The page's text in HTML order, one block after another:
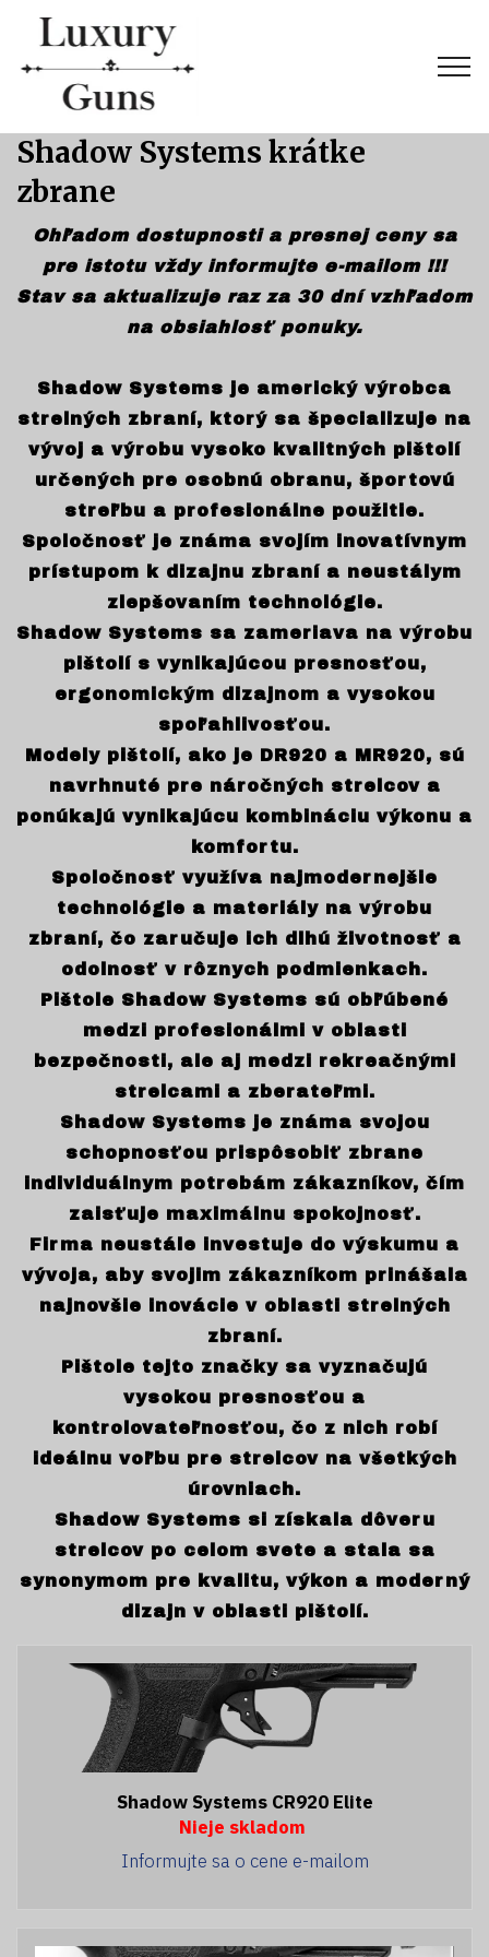
Shadow Systems krátke
zbrane
Ohľadom dostupnosti a presnej ceny sa
pre istotu vždy informujte e-mailom !!!
Stav sa aktualizuje raz za 30 dní vzhľadom
na obsiahlosť ponuky.
Shadow Systems je americký výrobca
strelných zbraní, ktorý sa špecializuje na
vývoj a výrobu vysoko kvalitných pištolí
určených pre osobnú obranu, športovú
streľbu a profesionálne použitie.
Spoločnosť je známa svojím inovatívnym
prístupom k dizajnu zbraní a neustálym
zlepšovaním technológie.
Shadow Systems sa zameriava na výrobu
pištolí s vynikajúcou presnosťou,
ergonomickým dizajnom a vysokou
spoľahlivosťou.
Modely pištolí, ako je DR920 a MR920, sú
navrhnuté pre náročných strelcov a
ponúkajú vynikajúcu kombináciu výkonu a
komfortu.
Spoločnosť využíva najmodernejšie
technológie a materiály na výrobu
zbraní, čo zaručuje ich dlhú životnosť a
odolnosť v rôznych podmienkach.
Pištole Shadow Systems sú obľúbené
medzi profesionálmi v oblasti
bezpečnosti, ale aj medzi rekreačnými
strelcami a zberateľmi.
Shadow Systems je známa svojou
schopnosťou prispôsobiť zbrane
individuálnym potrebám zákazníkov, čím
zaisťuje maximálnu spokojnosť.
Firma neustále investuje do výskumu a
vývoja, aby svojim zákazníkom prinášala
najnovšie inovácie v oblasti strelných
zbraní.
Pištole tejto značky sa vyznačujú
vysokou presnosťou a
kontrolovateľnosťou, čo z nich robí
ideálnu voľbu pre strelcov na všetkých
úrovniach.
Shadow Systems si získala dôveru
strelcov po celom svete a stala sa
synonymom pre kvalitu, výkon a moderný
dizajn v oblasti pištolí.
Shadow Systems CR920 Elite
Nieje skladom
Informujte sa o cene e-mailom